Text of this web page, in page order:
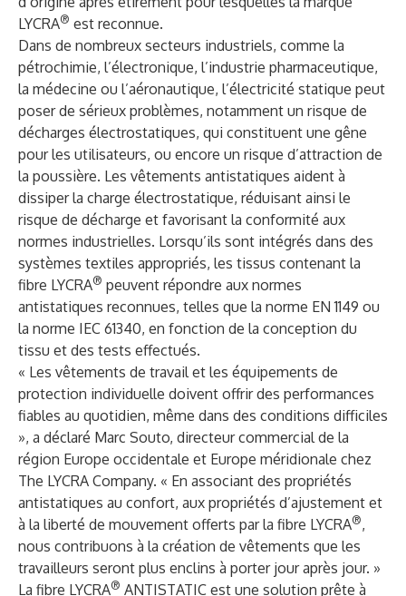
LYCRA® est reconnue.
Dans de nombreux secteurs industriels, comme la
pétrochimie, l’électronique, l’industrie pharmaceutique,
la médecine ou l’aéronautique, l’électricité statique peut
poser de sérieux problèmes, notamment un risque de
décharges électrostatiques, qui constituent une gêne
pour les utilisateurs, ou encore un risque d’attraction de
la poussière. Les vêtements antistatiques aident à
dissiper la charge électrostatique, réduisant ainsi le
risque de décharge et favorisant la conformité aux
normes industrielles. Lorsqu’ils sont intégrés dans des
systèmes textiles appropriés, les tissus contenant la
fibre LYCRA® peuvent répondre aux normes
antistatiques reconnues, telles que la norme EN 1149 ou
la norme IEC 61340, en fonction de la conception du
tissu et des tests effectués.
« Les vêtements de travail et les équipements de
protection individuelle doivent offrir des performances
fiables au quotidien, même dans des conditions difficiles
», a déclaré Marc Souto, directeur commercial de la
région Europe occidentale et Europe méridionale chez
The LYCRA Company. « En associant des propriétés
antistatiques au confort, aux propriétés d’ajustement et
à la liberté de mouvement offerts par la fibre LYCRA®,
nous contribuons à la création de vêtements que les
travailleurs seront plus enclins à porter jour après jour. »
La fibre LYCRA® ANTISTATIC est une solution prête à